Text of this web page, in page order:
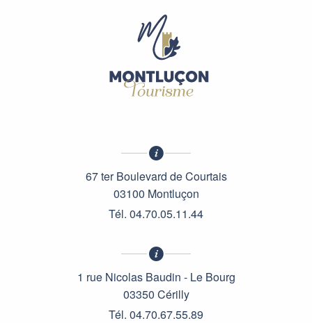
67 ter Boulevard de Courtais
03100 Montluçon
Tél. 04.70.05.11.44
1 rue Nicolas Baudin - Le Bourg
03350 Cérilly
Tél. 04.70.67.55.89